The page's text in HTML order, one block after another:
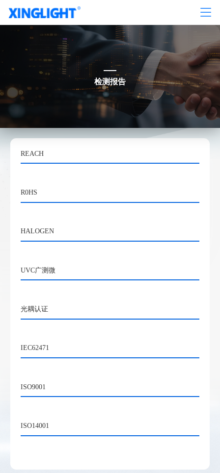
检测报告
REACH
R0HS
HALOGEN
UVC广测微
光耦认证
IEC62471
ISO9001
ISO14001